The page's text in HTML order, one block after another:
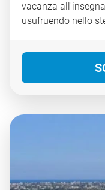
vacanza
usufruendo nello
25 km